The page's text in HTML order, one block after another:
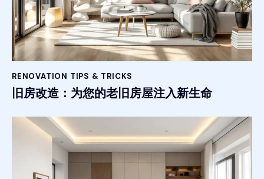
RENOVATION TIPS & TRICKS
旧房改造：为您的老旧房屋注入新生命